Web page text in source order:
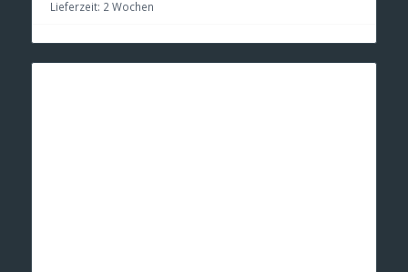
Lieferzeit: 2 Wochen